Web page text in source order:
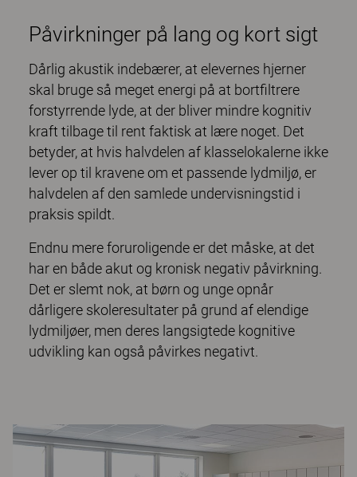
Påvirkninger på lang og kort sigt
Dårlig akustik indebærer, at elevernes hjerner
skal bruge så meget energi på at bortfiltrere
forstyrrende lyde, at der bliver mindre kognitiv
kraft tilbage til rent faktisk at lære noget. Det
betyder, at hvis halvdelen af klasselokalerne ikke
lever op til kravene om et passende lydmiljø, er
halvdelen af den samlede undervisningstid i
praksis spildt.
Endnu mere foruroligende er det måske, at det
har en både akut og kronisk negativ påvirkning.
Det er slemt nok, at børn og unge opnår
dårligere skoleresultater på grund af elendige
lydmiljøer, men deres langsigtede kognitive
udvikling kan også påvirkes negativt.